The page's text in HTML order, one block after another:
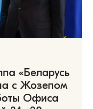
«Беларусь
с Жозепом
Офиса